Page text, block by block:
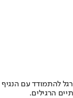
להתמודד עם
הרגילים.